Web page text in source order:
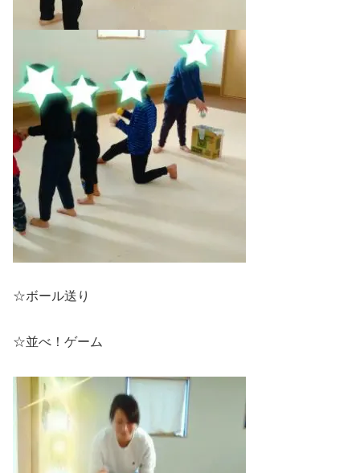
☆ボール送り
☆並べ！ゲーム